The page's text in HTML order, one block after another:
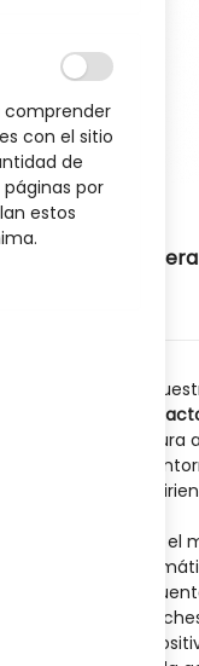
En
lectura
en
Para
comprender
con el sitio
de
por
estos